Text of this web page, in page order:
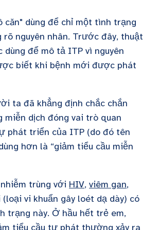
căn" dùng để chỉ một tình trạng
rõ nguyên nhân. Trước đây, thuật
dùng để mô tả ITP vì nguyên
biết khi bệnh mới được phát
ta đã khẳng định chắc chắn
miễn dịch đóng vai trò quan
phát triển của ITP (do đó tên
hơn là “giảm tiểu cầu miễn
trùng với HIV, viêm gan,
(loại vi khuẩn gây loét dạ dày) có
trạng này. Ở hầu hết trẻ em,
tiểu cầu tự phát thường xảy ra